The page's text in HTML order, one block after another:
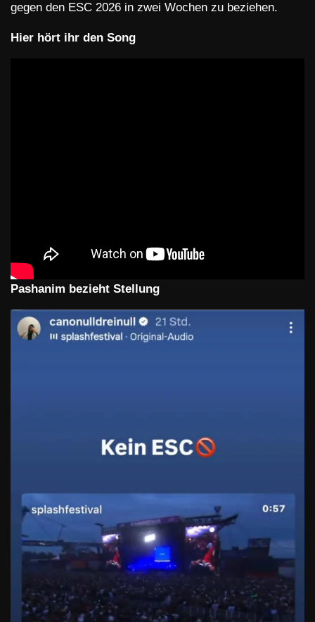
gegen den ESC 2026 in zwei Wochen zu beziehen.
Hier hört ihr den Song
Pashanim bezieht Stellung